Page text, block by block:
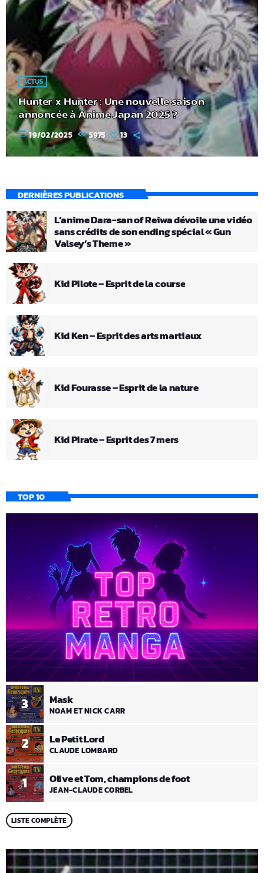
ACTUS
Hunter x Hunter : Une nouvelle saison
annoncée à Anime Japan 2025 ?
today 19/02/2025 5975 13
DERNIÈRES PUBLICATIONS
L’anime Dara-san of Reiwa dévoile une vidéo
sans crédits de son ending spécial « Gun
Valsey’s Theme »
Kid Pilote – Esprit de la course
Kid Ken – Esprit des arts martiaux
Kid Fourasse – Esprit de la nature
Kid Pirate – Esprit des 7 mers
TOP 10
1 Olive et Tom, champions de foot
JEAN-CLAUDE CORBEL
2 Le Petit Lord
CLAUDE LOMBARD
3 Mask
NOAM ET NICK CARR
LISTE COMPLÈTE